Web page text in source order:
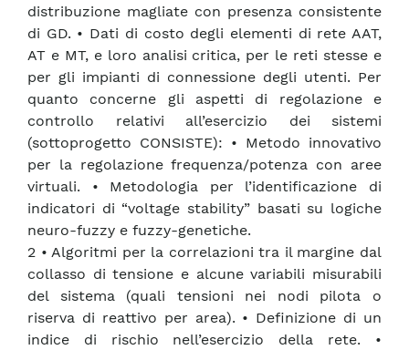
distribuzione magliate con presenza consistente
di GD. • Dati di costo degli elementi di rete AAT,
AT e MT, e loro analisi critica, per le reti stesse e
per gli impianti di connessione degli utenti. Per
quanto concerne gli aspetti di regolazione e
controllo relativi all’esercizio dei sistemi
(sottoprogetto CONSISTE): • Metodo innovativo
per la regolazione frequenza/potenza con aree
virtuali. • Metodologia per l’identificazione di
indicatori di “voltage stability” basati su logiche
neuro-fuzzy e fuzzy-genetiche.
2 • Algoritmi per la correlazioni tra il margine dal
collasso di tensione e alcune variabili misurabili
del sistema (quali tensioni nei nodi pilota o
riserva di reattivo per area). • Definizione di un
indice di rischio nell’esercizio della rete. •